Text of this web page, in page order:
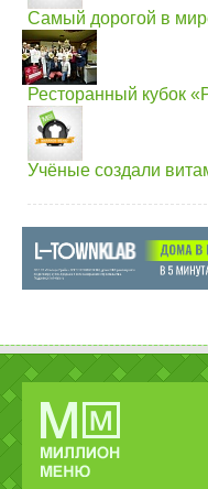
Самый дорогой в
Ресторанный кубок
Учёные создали